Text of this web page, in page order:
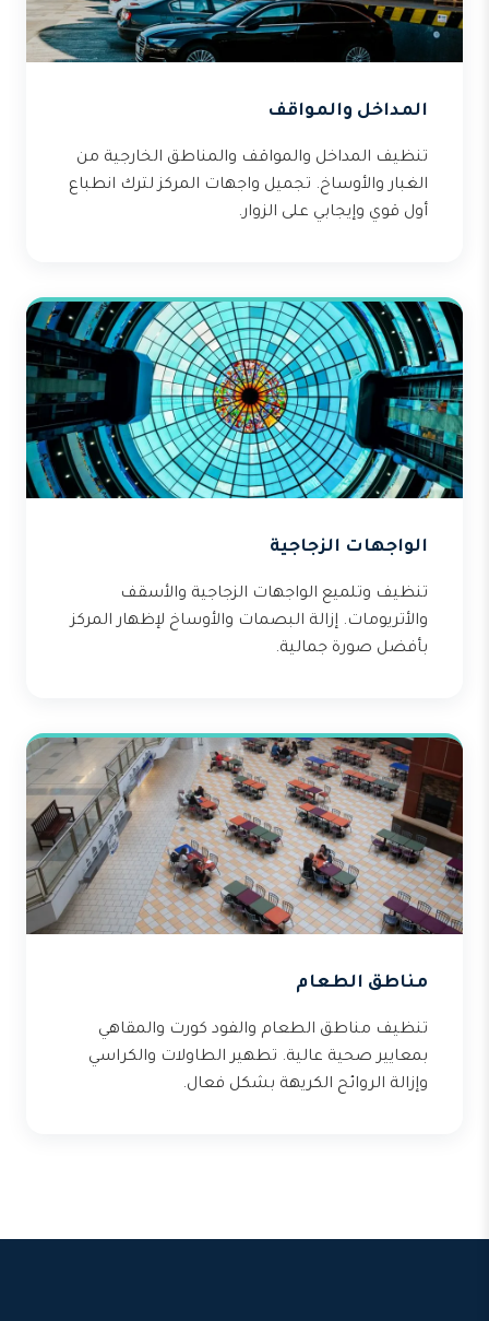
المداخل والمواقف
تنظيف المداخل والمواقف والمناطق الخارجية من
الغبار والأوساخ. تجميل واجهات المركز لترك انطباع
أول قوي وإيجابي على الزوار.
الواجهات الزجاجية
تنظيف وتلميع الواجهات الزجاجية والأسقف
والأتريومات. إزالة البصمات والأوساخ لإظهار المركز
بأفضل صورة جمالية.
مناطق الطعام
تنظيف مناطق الطعام والفود كورت والمقاهي
بمعايير صحية عالية. تطهير الطاولات والكراسي
وإزالة الروائح الكريهة بشكل فعال.